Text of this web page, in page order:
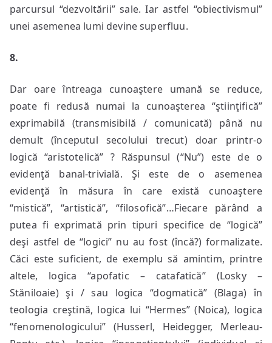
parcursul “dezvoltării” sale. Iar astfel “obiectivismul”
unei asemenea lumi devine superfluu.
8.
Dar oare întreaga cunoaştere umană se reduce,
poate fi redusă numai la cunoaşterea “ştiinţifică”
exprimabilă (transmisibilă / comunicată) până nu
demult (începutul secolului trecut) doar printr-o
logică “aristotelică” ? Răspunsul (“Nu”) este de o
evidenţă banal-trivială. Şi este de o asemenea
evidenţă în măsura în care există cunoaştere
“mistică”, “artistică”, “filosofică”…Fiecare părând a
putea fi exprimată prin tipuri specifice de “logică”
deşi astfel de “logici” nu au fost (încă?) formalizate.
Căci este suficient, de exemplu să amintim, printre
altele, logica “apofatic – catafatică” (Losky –
Stăniloaie) şi / sau logica “dogmatică” (Blaga) în
teologia creştină, logica lui “Hermes” (Noica), logica
“fenomenologicului” (Husserl, Heidegger, Merleau-